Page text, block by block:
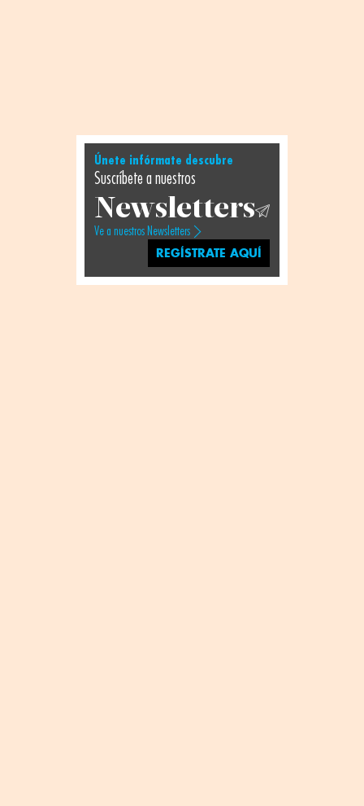
Únete infórmate descubre
Suscríbete a nuestros
Newsletters
Ve a nuestros Newsletters
REGÍSTRATE AQUÍ